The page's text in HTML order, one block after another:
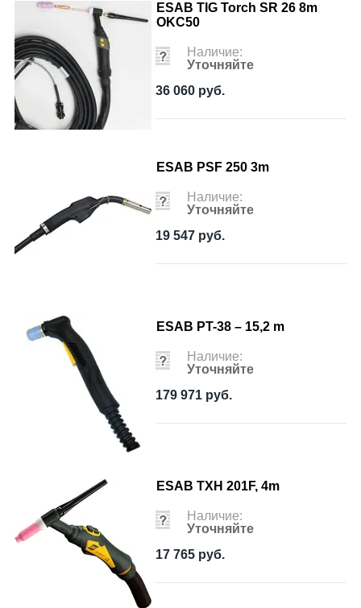
ESAB TIG Torch SR 26 8m
OKC50
Наличие:
Уточняйте
36 060 руб.
ESAB PSF 250 3m
Наличие:
Уточняйте
19 547 руб.
ESAB PT-38 – 15,2 m
Наличие:
Уточняйте
179 971 руб.
ESAB TXH 201F, 4m
Наличие:
Уточняйте
17 765 руб.